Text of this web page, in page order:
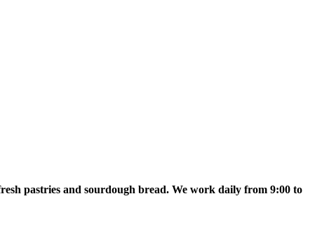
pastries and sourdough bread. We work daily from 9:00 to